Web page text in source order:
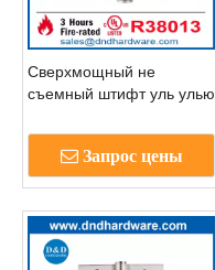
Сверхмощный не
съемный штифт уль улью
Higher-DDSSS004-FR-
4.5x4,5x4,6Запрос цены